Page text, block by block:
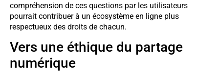
compréhension de ces questions par les utilisateurs
pourrait contribuer à un écosystème en ligne plus
respectueux des droits de chacun.
Vers une éthique du partage
numérique